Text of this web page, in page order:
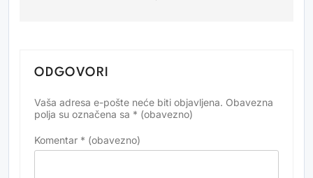
ODGOVORI
Vaša adresa e-pošte neće biti objavljena. Obavezna
polja su označena sa * (obavezno)
Komentar * (obavezno)
Alternative: